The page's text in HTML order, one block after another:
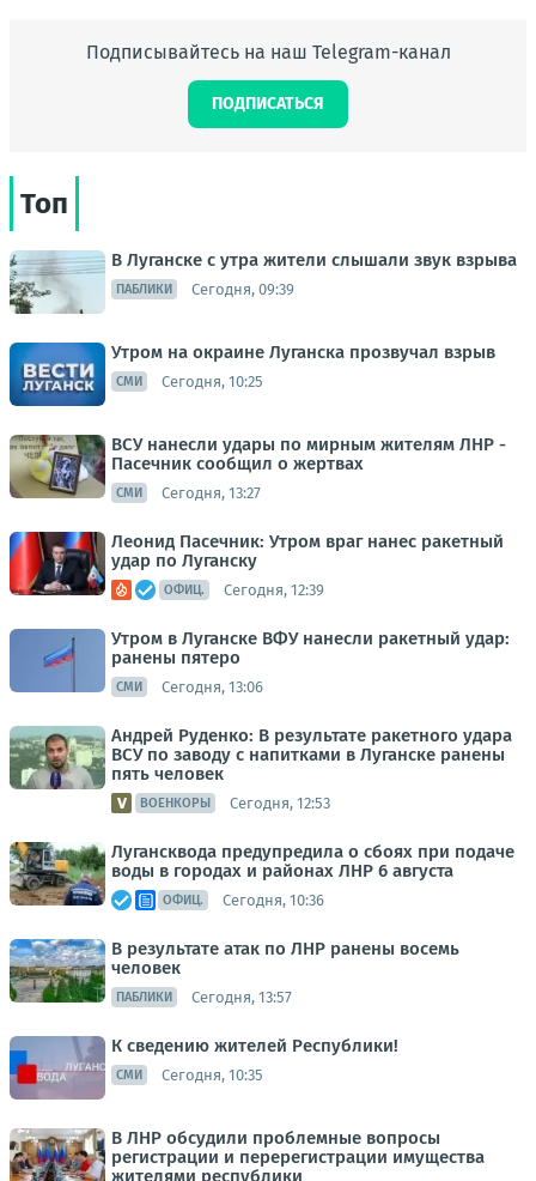
Подписывайтесь на наш Telegram-канал
ПОДПИСАТЬСЯ
Топ
В Луганске с утра жители слышали звук взрыва
ПАБЛИКИ Сегодня, 09:39
Утром на окраине Луганска прозвучал взрыв
СМИ Сегодня, 10:25
ВСУ нанесли удары по мирным жителям ЛНР -
Пасечник сообщил о жертвах
СМИ Сегодня, 13:27
Леонид Пасечник: Утром враг нанес ракетный
удар по Луганску
ОФИЦ. Сегодня, 12:39
Утром в Луганске ВФУ нанесли ракетный удар:
ранены пятеро
СМИ Сегодня, 13:06
Андрей Руденко: В результате ракетного удара
ВСУ по заводу с напитками в Луганске ранены
пять человек
ВОЕНКОРЫ Сегодня, 12:53
Лугансквода предупредила о сбоях при подаче
воды в городах и районах ЛНР 6 августа
ОФИЦ. Сегодня, 10:36
В результате атак по ЛНР ранены восемь
человек
ПАБЛИКИ Сегодня, 13:57
К сведению жителей Республики!
СМИ Сегодня, 10:35
В ЛНР обсудили проблемные вопросы
регистрации и перерегистрации имущества
жителями республики